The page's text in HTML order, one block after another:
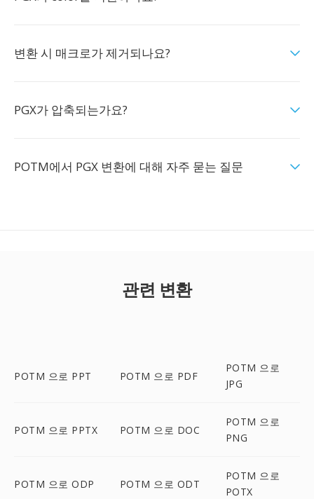
변환 시 매크로가 제거되나요?
PGX가 압축되는가요?
POTM에서 PGX 변환에 대해 자주 묻는 질문
관련 변환
POTM 으로 PPT POTM 으로 PDF
POTM 으로
JPG
POTM 으로 PPTX POTM 으로 DOC
POTM 으로
PNG
POTM 으로 ODP POTM 으로 ODT
POTM 으로
POTX